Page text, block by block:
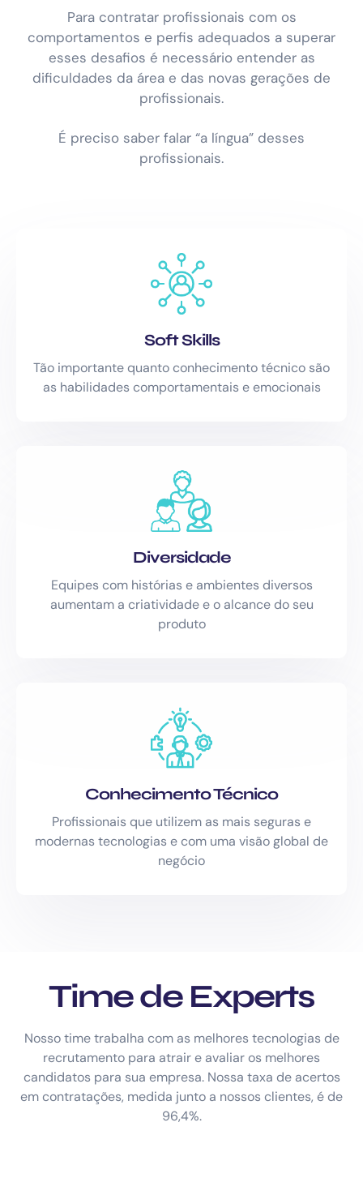
Para contratar profissionais com os
comportamentos e perfis adequados a superar
esses desafios é necessário entender as
dificuldades da área e das novas gerações de
profissionais.
É preciso saber falar “a língua” desses
profissionais.
Soft Skills
Tão importante quanto conhecimento técnico são
as habilidades comportamentais e emocionais
Diversidade
Equipes com histórias e ambientes diversos
aumentam a criatividade e o alcance do seu
produto
Conhecimento Técnico
Profissionais que utilizem as mais seguras e
modernas tecnologias e com uma visão global de
negócio
Time de Experts
Nosso time trabalha com as melhores tecnologias de
recrutamento para atrair e avaliar os melhores
candidatos para sua empresa. Nossa taxa de acertos
em contratações, medida junto a nossos clientes, é de
96,4%.